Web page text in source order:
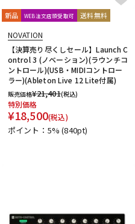
Universal Audio
VI Labs
VIENNA
Labs
xlnaudio
XSONIC
RELAB Development
Minimal Audio
新品 WEB注文店頭受取可 送料無料
NOVATION
【決算売り尽くしセール】Launch C
ontrol 3 (ノベーション)(ラウンチコ
ントロール)(USB・MIDIコントロー
ラー)(Ableton Live 12 Lite付属)
販売価格¥21,401(税込)
特別価格
¥18,500(税込)
ポイント：5%(840pt)